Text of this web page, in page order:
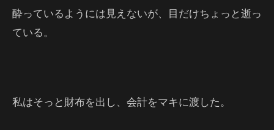
酔っているようには見えないが、目だけちょっと逝っ
ている。
私はそっと財布を出し、会計をマキに渡した。